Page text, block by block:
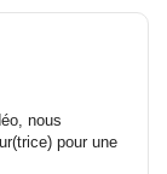
nous
pour une